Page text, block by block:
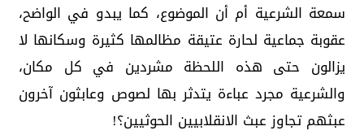
سمعة الشرعية أم أن الموضوع، كما يبدو في الواضح،
عقوبة جماعية لحارة عتيقة مظالمها كثيرة وسكانها لا
يزالون حتى هذه اللحظة مشردين في كل مكان،
والشرعية مجرد عباءة يتدثر بها لصوص وعابثون آخرون
عبثهم تجاوز عبث الانقلابيين الحوثيين؟!